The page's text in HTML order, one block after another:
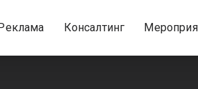
Консалтинг